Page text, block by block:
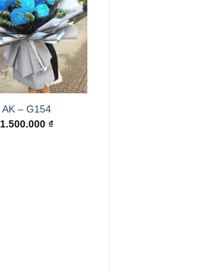
AK – G154
1.500.000 ₫